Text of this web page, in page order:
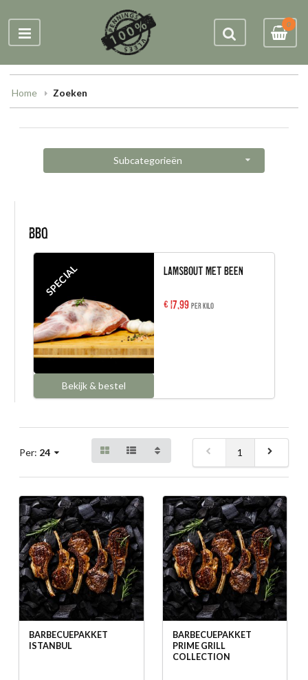
0
Home Zoeken
Subcategorieën
BBQ
SPECIAL
Bekijk & bestel
Lamsbout met been
€ 17,99 per kilo
Per: 24 1
BARBECUEPAKKET
ISTANBUL
BARBECUEPAKKET
PRIME GRILL
COLLECTION